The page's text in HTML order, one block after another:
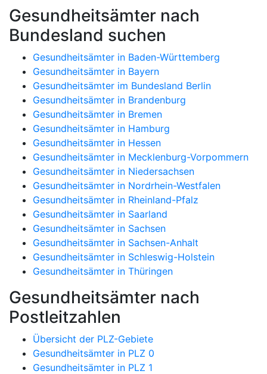
Gesundheitsämter nach
Bundesland suchen
Gesundheitsämter in Baden-Württemberg
Gesundheitsämter in Bayern
Gesundheitsämter im Bundesland Berlin
Gesundheitsämter in Brandenburg
Gesundheitsämter in Bremen
Gesundheitsämter in Hamburg
Gesundheitsämter in Hessen
Gesundheitsämter in Mecklenburg-Vorpommern
Gesundheitsämter in Niedersachsen
Gesundheitsämter in Nordrhein-Westfalen
Gesundheitsämter in Rheinland-Pfalz
Gesundheitsämter in Saarland
Gesundheitsämter in Sachsen
Gesundheitsämter in Sachsen-Anhalt
Gesundheitsämter in Schleswig-Holstein
Gesundheitsämter in Thüringen
Gesundheitsämter nach
Postleitzahlen
Übersicht der PLZ-Gebiete
Gesundheitsämter in PLZ 0
Gesundheitsämter in PLZ 1